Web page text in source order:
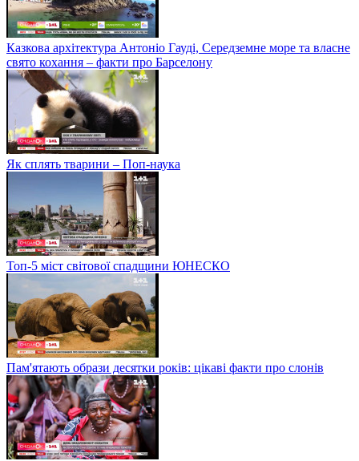
Казкова архітектура Антоніо Гауді, Середземне море та власне
свято кохання – факти про Барселону
Як сплять тварини – Поп-наука
Топ-5 міст світової спадщини ЮНЕСКО
Пам'ятають образи десятки років: цікаві факти про слонів